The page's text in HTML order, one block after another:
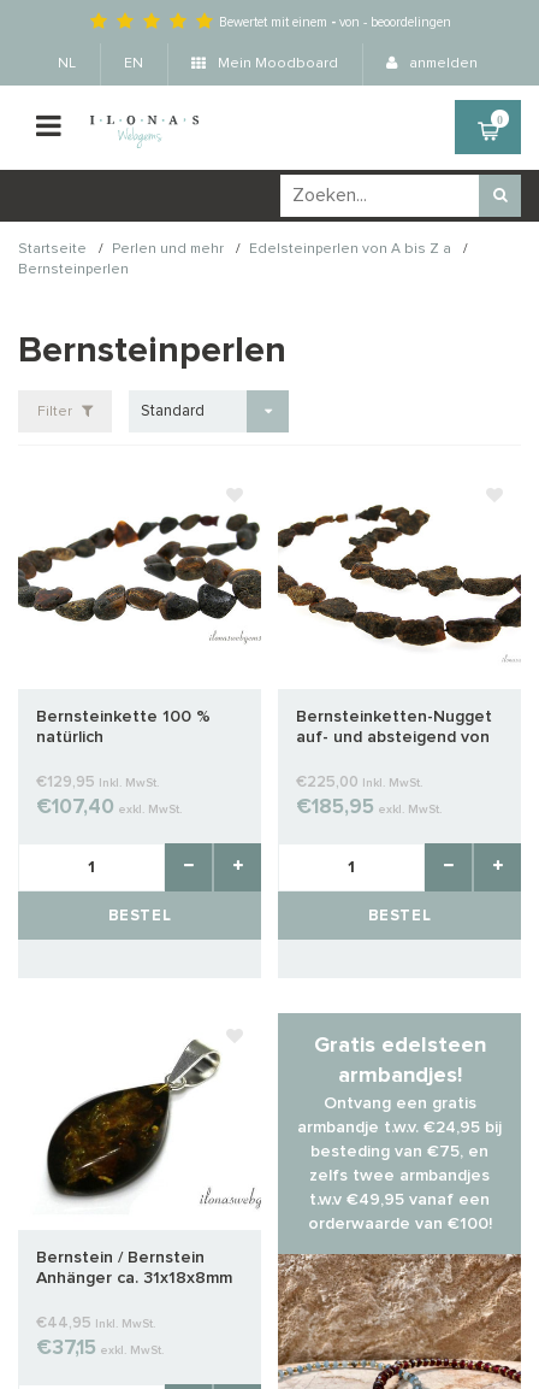
Bewertet mit einem - von - beoordelingen
NL EN Mein Moodboard anmelden
0
Startseite / Perlen und mehr / Edelsteinperlen von A bis Z a
/
Bernsteinperlen
Bernsteinperlen
Filter Standard
Bernsteinkette 100 %
natürlich
€129,95 Inkl. MwSt.
€107,40 exkl. MwSt.
BESTEL
Bernsteinketten-Nugget
auf- und absteigend von
34x21x14mm
€225,00 Inkl. MwSt.
€185,95 exkl. MwSt.
BESTEL
Bernstein / Bernstein
Anhänger ca. 31x18x8mm
€44,95 Inkl. MwSt.
€37,15 exkl. MwSt.
Gratis edelsteen
armbandjes!
Ontvang een gratis
armbandje t.w.v. €24,95 bij
besteding van €75, en
zelfs twee armbandjes
t.w.v €49,95 vanaf een
orderwaarde van €100!